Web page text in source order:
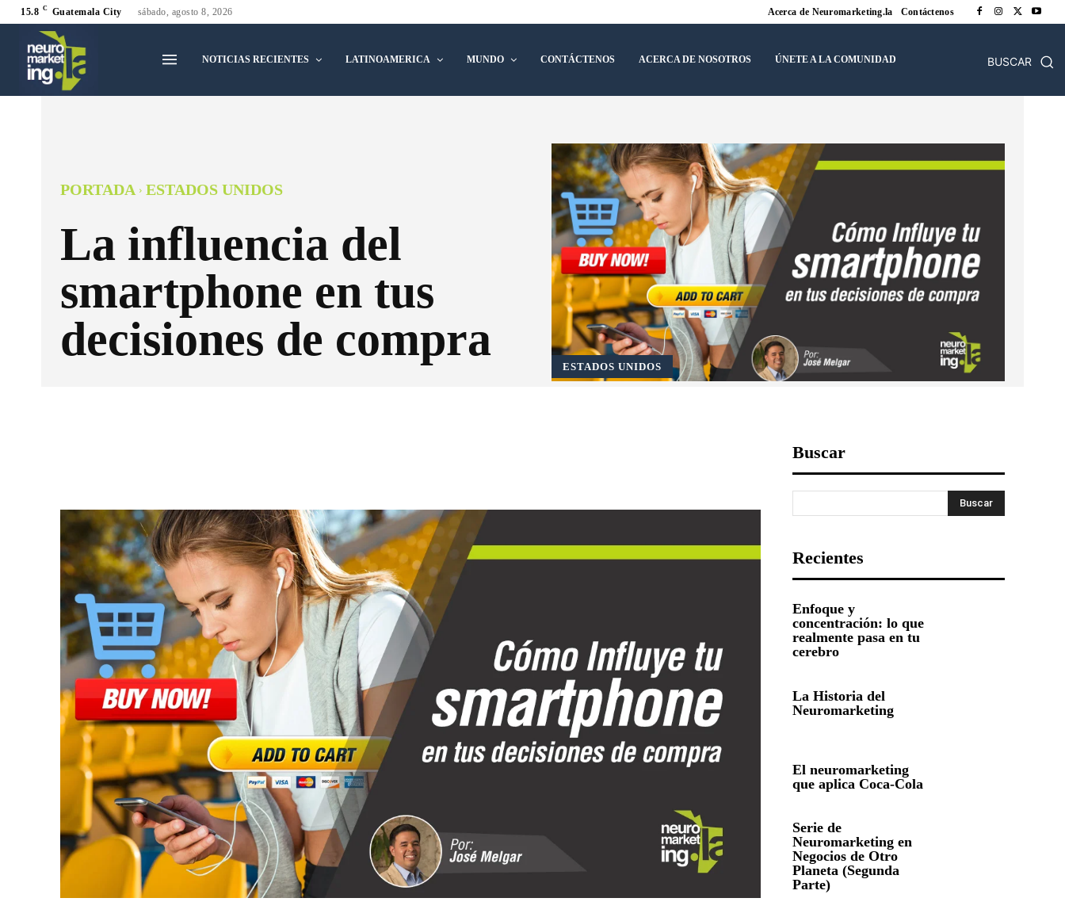
15.8 C Guatemala City sábado, agosto 8, 2026 Acerca de Neuromarketing.la Contáctenos
NOTICIAS RECIENTES LATINOAMERICA MUNDO CONTÁCTENOS ACERCA DE NOSOTROS ÚNETE A LA COMUNIDAD BUSCAR
PORTADA ESTADOS UNIDOS
La influencia del
smartphone en tus
decisiones de compra
ESTADOS UNIDOS
Buscar
Buscar
Recientes
Enfoque y
concentración: lo que
realmente pasa en tu
cerebro
La Historia del
Neuromarketing
El neuromarketing
que aplica Coca-Cola
Serie de
Neuromarketing en
Negocios de Otro
Planeta (Segunda
Parte)